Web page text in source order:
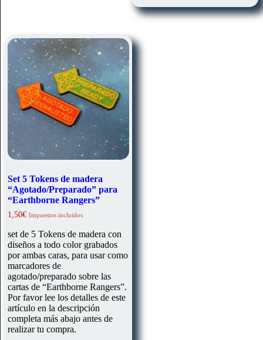
Set 5 Tokens de madera
“Agotado/Preparado” para
“Earthborne Rangers”
1,50€ Impuestos incluidos
set de 5 Tokens de madera con
diseños a todo color grabados
por ambas caras, para usar como
marcadores de
agotado/preparado sobre las
cartas de “Earthborne Rangers”.
Por favor lee los detalles de este
artículo en la descripción
completa más abajo antes de
realizar tu compra.